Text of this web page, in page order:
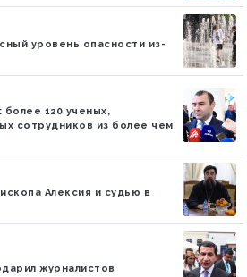
уровень опасности из-
120 ученых,
сотрудников из более чем
Алексия и судью в
журналистов